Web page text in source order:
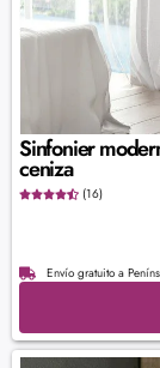
Sinfonier
ceniza
(16)
Envío gratuito a